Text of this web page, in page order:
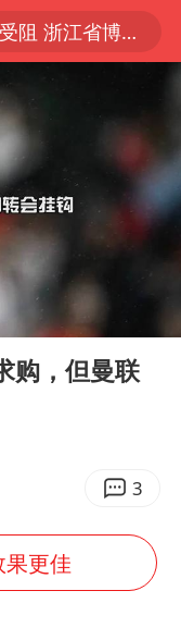
部分观众入场受阻 浙江省博物馆致歉
胜
男子结婚8年发现3个女儿均非亲生
OpenAI为免费用户升级GPT-5.6 Luna
版全月地质图
路径研判来了
血女孩
代人信访被判寻衅滋事案被告人获国赔
现代版摸金校尉落网查获400多枚古币
消费新图景｜多举措提升消费体验 释放夏日经济活力
购，但曼联
3
更佳